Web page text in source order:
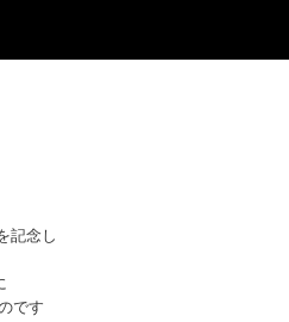
記念し
です